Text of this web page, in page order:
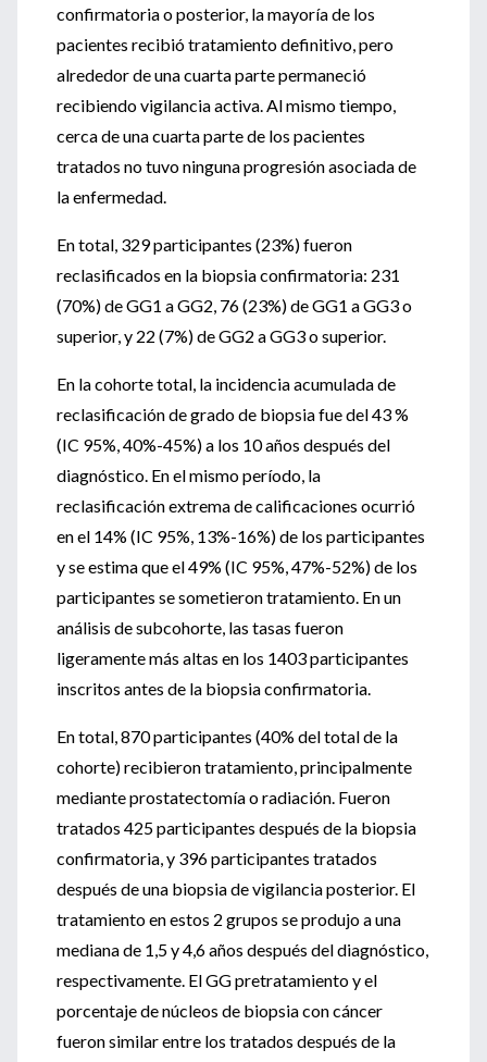
confirmatoria o posterior, la mayoría de los
pacientes recibió tratamiento definitivo, pero
alrededor de una cuarta parte permaneció
recibiendo vigilancia activa. Al mismo tiempo,
cerca de una cuarta parte de los pacientes
tratados no tuvo ninguna progresión asociada de
la enfermedad.
En total, 329 participantes (23%) fueron
reclasificados en la biopsia confirmatoria: 231
(70%) de GG1 a GG2, 76 (23%) de GG1 a GG3 o
superior, y 22 (7%) de GG2 a GG3 o superior.
En la cohorte total, la incidencia acumulada de
reclasificación de grado de biopsia fue del 43 %
(IC 95%, 40%-45%) a los 10 años después del
diagnóstico. En el mismo período, la
reclasificación extrema de calificaciones ocurrió
en el 14% (IC 95%, 13%-16%) de los participantes
y se estima que el 49% (IC 95%, 47%-52%) de los
participantes se sometieron tratamiento. En un
análisis de subcohorte, las tasas fueron
ligeramente más altas en los 1403 participantes
inscritos antes de la biopsia confirmatoria.
En total, 870 participantes (40% del total de la
cohorte) recibieron tratamiento, principalmente
mediante prostatectomía o radiación. Fueron
tratados 425 participantes después de la biopsia
confirmatoria, y 396 participantes tratados
después de una biopsia de vigilancia posterior. El
tratamiento en estos 2 grupos se produjo a una
mediana de 1,5 y 4,6 años después del diagnóstico,
respectivamente. El GG pretratamiento y el
porcentaje de núcleos de biopsia con cáncer
fueron similar entre los tratados después de la